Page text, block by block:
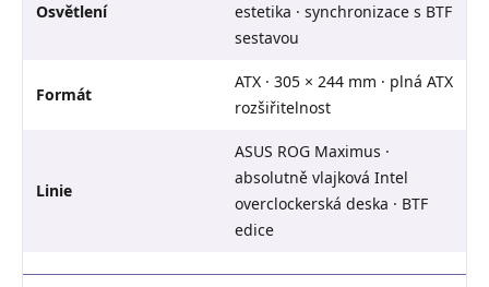
Osvětlení
estetika · synchronizace s BTF
sestavou
Formát
ATX · 305 × 244 mm · plná ATX
rozšiřitelnost
Linie
ASUS ROG Maximus ·
absolutně vlajková Intel
overclockerská deska · BTF
edice